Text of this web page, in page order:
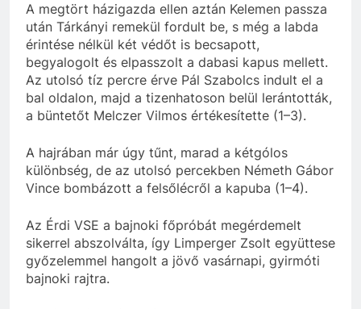
A megtört házigazda ellen aztán Kelemen passza
után Tárkányi remekül fordult be, s még a labda
érintése nélkül két védőt is becsapott,
begyalogolt és elpasszolt a dabasi kapus mellett.
Az utolsó tíz percre érve Pál Szabolcs indult el a
bal oldalon, majd a tizenhatoson belül lerántották,
a büntetőt Melczer Vilmos értékesítette (1–3).
A hajrában már úgy tűnt, marad a kétgólos
különbség, de az utolsó percekben Németh Gábor
Vince bombázott a felsőlécről a kapuba (1–4).
Az Érdi VSE a bajnoki főpróbát megérdemelt
sikerrel abszolválta, így Limperger Zsolt együttese
győzelemmel hangolt a jövő vasárnapi, gyirmóti
bajnoki rajtra.